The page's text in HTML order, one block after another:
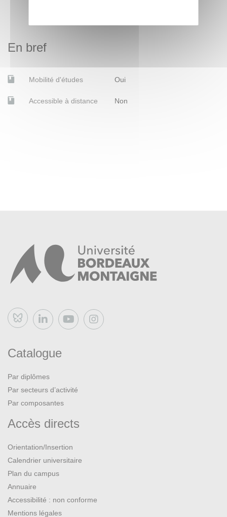
En bref
Mobilité d'études Oui
Accessible à distance Non
Bluesky
Catalogue
Par diplômes
Par secteurs d’activité
Par composantes
Accès directs
Orientation/Insertion
Calendrier universitaire
Plan du campus
Annuaire
Accessibilité : non conforme
Mentions légales